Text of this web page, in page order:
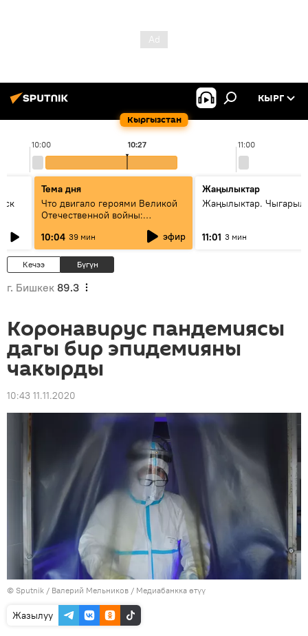
Кыргызстан
КЫРГ
10:00 11:00
10:27
Тема дня
Что двигало героями Великой
Отечественной войны:
Тулебердиева
10:04 39 мин эфир
Жаңылыктар
Жаңылыктар.
11:01 3 мин
Кечээ Бүгүн
г. Бишкек 89.3
Коронавирус пандемиясы
дагы бир эпидемияны
чакырды
10:43 11.11.2020
© Sputnik / Валерий Мельников / Медиабанкка өтүү
Жазылуу